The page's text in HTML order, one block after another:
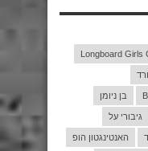
Longboard Girls
בן ניומן
גיבורי על
האנטינגטון הופ